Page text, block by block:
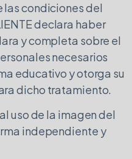
condiciones del
declara haber
y completa sobre el
necesarios
educativo y otorga su
dicho tratamiento.
uso de la imagen del
independiente y